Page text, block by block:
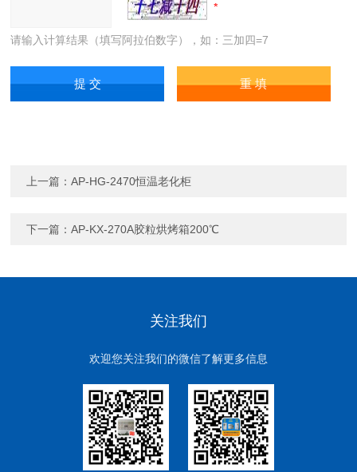
请输入计算结果（填写阿拉伯数字），如：三加四=7
上一篇：AP-HG-2470恒温老化柜
下一篇：AP-KX-270A胶粒烘烤箱200℃
关注我们
欢迎您关注我们的微信了解更多信息